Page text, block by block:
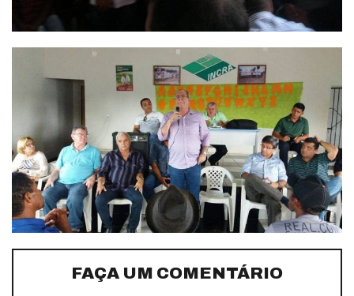
FAÇA UM COMENTÁRIO